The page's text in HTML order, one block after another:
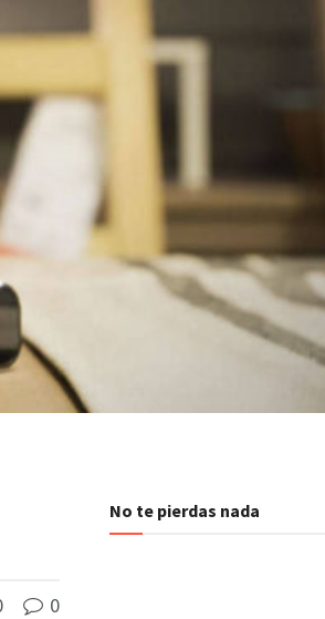
0
No te pierdas nada